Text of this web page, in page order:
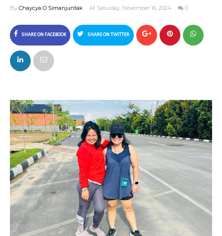
By Chaycya O Simanjuntak At Saturday, November 16, 2024 0
SHARE ON FACEBOOK SHARE ON TWITTER